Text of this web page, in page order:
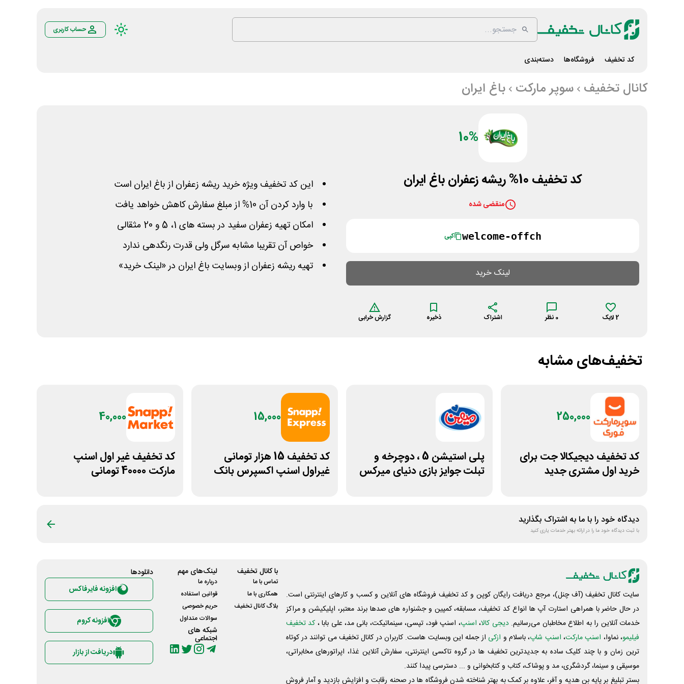
حساب کاربری
کد تخفیف فروشگاه‌ها دسته‌بندی
کانال تخفیف سوپر مارکت باغ ایران
10%
کد تخفیف 10% ریشه زعفران باغ ایران
منقضی شده
welcome-offch کپی
لینک خرید
2 لایک 0 نظر اشتراک ذخیره گزارش خرابی
این کد تخفیف ویژه خرید ریشه زعفران از باغ ایران است
با وارد کردن آن 10% از مبلغ سفارش کاهش خواهد یافت
امکان تهیه زعفران سفید در بسته های 1، 5 و 20 مثقالی
خواص آن تقریبا مشابه سرگل ولی قدرت رنگدهی ندارد
تهیه ریشه زعفران از وبسایت باغ ایران در «لینک خرید»
تخفیف‌های مشابه
250,000
کد تخفیف دیجیکالا جت برای
خرید اول مشتری جدید
پلی استیشن 5 ، دوچرخه و
تبلت جوایز بازی دنیای میرکس
15,000
کد تخفیف 15 هزار تومانی
غیراول اسنپ اکسپرس بانک
40,000
کد تخفیف غیر اول اسنپ
مارکت 40000 تومانی
دیدگاه خود را با ما به اشتراک بگذارید
با ثبت دیدگاه خود ما را در ارائه بهتر خدمات یاری کنید
سایت کانال تخفیف (آف چنل)، مرجع دریافت رایگان کوپن و کد تخفیف فروشگاه های آنلاین و کسب و‌ کارهای اینترنتی است.
در حال حاضر با همراهی استارت آپ ها انواع کد تخفیف، مسابقه، کمپین و جشنواره های صدها برند معتبر، اپلیکیشن و مراکز
خدمات آنلاین را به اطلاع مخاطبان می‌رسانیم. دیجی کالا، اسنپ، اسنپ فود، تپسی، سینماتیکت، بانی مد، علی‌ بابا ، کد تخفیف
فیلیمو، نماوا، اسنپ مارکت، اسنپ شاپ، باسلام و ازکی از جمله این وبسایت ‌هاست. کاربران در کانال تخفیف می توانند در کوتاه
ترین زمان و با چند کلیک ساده به جدیدترین تخفیف ها در گروه تاکسی اینترنتی، سفارش آنلاین غذا، اپراتورهای مخابراتی،
موسیقی و سینما، گردشگری، مد و پوشاک، کتاب و کتابخوانی و ... دسترسی پیدا کنند.
بستر تبلیغ بر پایه بن هدیه و آفر، علاوه بر کمک به بهتر شناخته شدن فروشگاه ها در صحنه رقابت و افزایش بازدید و آمار فروش
با کانال تخفیف
تماس با ما
همکاری با ما
بلاگ کانال تخفیف
لینک‌های مهم
درباره ما
قوانین استفاده
حریم خصوصی
سوالات متداول
شبکه های
اجتماعی
دانلود‌ها
افزونه فایرفاکس
افزونه کروم
دریافت از بازار